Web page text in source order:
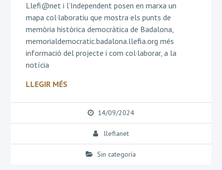
Llefi@net i l’Independent posen en marxa un
mapa col·laboratiu que mostra els punts de
memòria històrica democràtica de Badalona,
memorialdemocratic.badalona.llefia.org més
informació del projecte i com col·laborar, a la
notícia
LLEGIR MÉS
14/09/2024
llefianet
Sin categoría